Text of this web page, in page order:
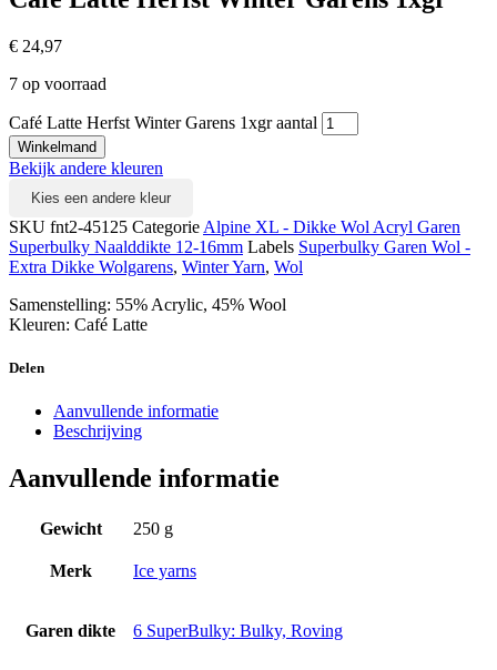
€ 24,97
7 op voorraad
Café Latte Herfst Winter Garens 1xgr aantal
Winkelmand
Bekijk andere kleuren
Kies een andere kleur
SKU fnt2-45125 Categorie Alpine XL - Dikke Wol Acryl Garen
Superbulky Naalddikte 12-16mm Labels Superbulky Garen Wol -
Extra Dikke Wolgarens, Winter Yarn, Wol
Samenstelling: 55% Acrylic, 45% Wool
Kleuren: Café Latte
Delen
Aanvullende informatie
Beschrijving
Aanvullende informatie
Gewicht 250 g
Merk Ice yarns
Garen dikte 6 SuperBulky: Bulky, Roving